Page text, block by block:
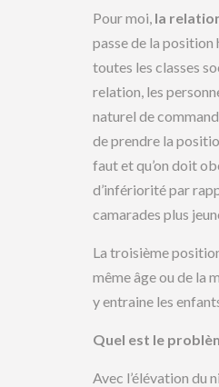
Pour moi, la
passe de la position
toutes les classes
relation, les
naturel de
de prendre la
faut et qu’on doit
d’infériorité par
camarades plus
La troisième
même âge ou de la
y entraine les
Quel est le
Avec l’élévation du